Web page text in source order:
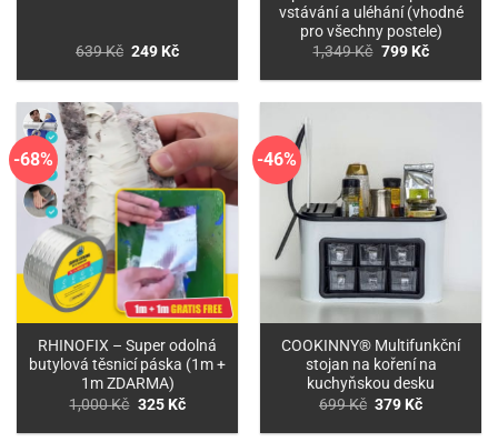
639Kč Původní
byla:
249 KčAktuální
je:
vstávání a uléhání (vhodné
pro všechny postele)
1,349Kč Původní
byla:
799 KčAktuální
je:
-68%
RHINOFIX – Super odolná
butylová těsnicí páska (1m +
1m ZDARMA)
1,000Kč Původní
byla:
325 KčAktuální
je:
-46%
COOKINNY® Multifunkční
stojan na koření na
kuchyňskou desku
699Kč Původní
byla:
379 KčAktuální
je: